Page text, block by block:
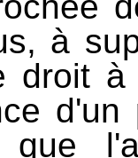
à
droit
d'un
que